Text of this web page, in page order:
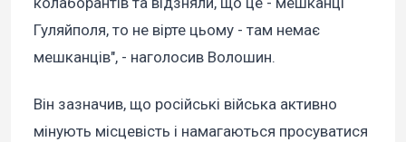
Гуляйполя, то не вірте цьому - там немає
мешканців", - наголосив Волошин.
Він зазначив, що російські війська активно
мінують місцевість і намагаються просуватися